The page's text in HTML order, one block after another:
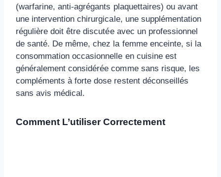
(warfarine, anti-agrégants plaquettaires) ou avant
une intervention chirurgicale, une supplémentation
régulière doit être discutée avec un professionnel
de santé. De même, chez la femme enceinte, si la
consommation occasionnelle en cuisine est
généralement considérée comme sans risque, les
compléments à forte dose restent déconseillés
sans avis médical.
Comment L’utiliser Correctement